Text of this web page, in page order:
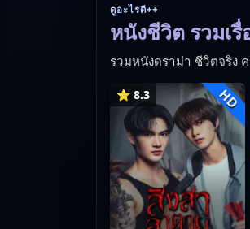
ดูอะไรดี++
หนังชีวิต รวมเ
รวมหนังดราม่า ชีวิตจริง
⭐ 8.3 HD